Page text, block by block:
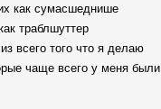
как сумасшеднише
траблшуттер
всего того что я делаю
чаще всего у меня были